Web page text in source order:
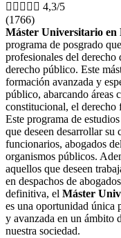
     4,3/5
(1766)
Máster Universitario en
programa de posgrado
profesionales del derecho
derecho público. Este
formación avanzada y
público, abarcando áreas
constitucional, el
Este programa de
que deseen desarrollar
funcionarios, abogados
organismos públicos.
aquellos que deseen
en despachos de
definitiva, el Máster
es una oportunidad única
y avanzada en un ámbito
nuestra sociedad.